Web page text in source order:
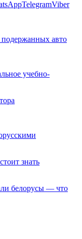
TelegramViber
авто
учебно-
знать
белорусы — что